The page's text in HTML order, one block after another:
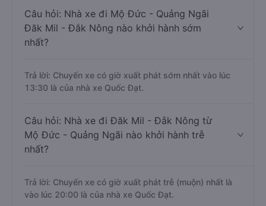
Câu hỏi: Nhà xe đi Mộ Đức - Quảng Ngãi
Đăk Mil - Đắk Nông nào khởi hành sớm
nhất?
Trả lời: Chuyến xe có giờ xuất phát sớm nhất vào lúc
13:30 là của nhà xe Quốc Đạt.
Câu hỏi: Nhà xe đi Đăk Mil - Đắk Nông từ
Mộ Đức - Quảng Ngãi nào khởi hành trễ
nhất?
Trả lời: Chuyến xe có giờ xuất phát trễ (muộn) nhất là
vào lúc 20:00 là của nhà xe Quốc Đạt.